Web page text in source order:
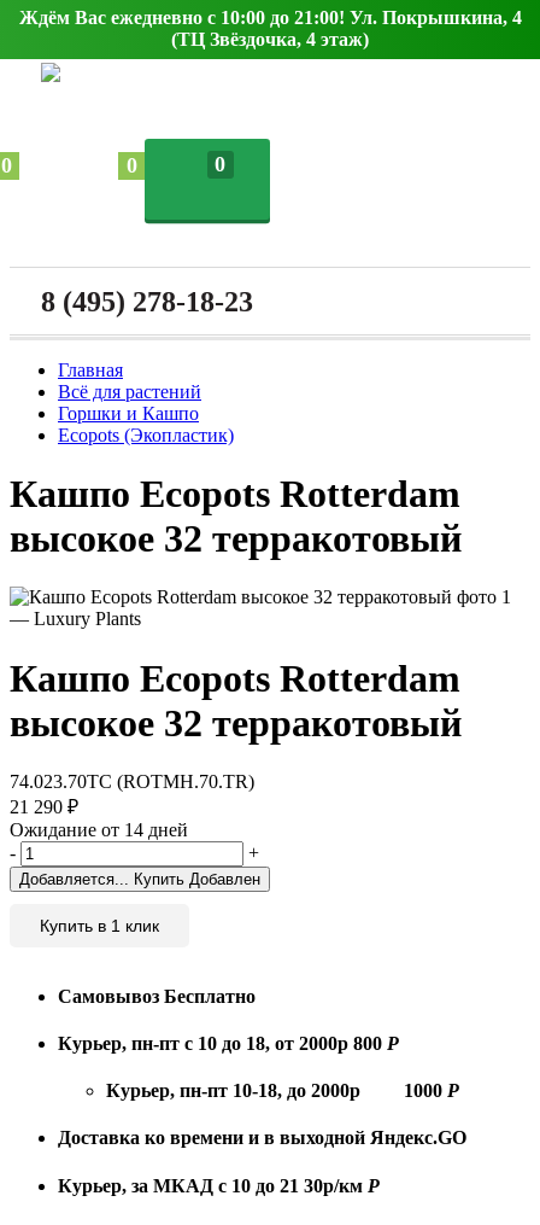
Ждём Вас ежедневно с 10:00 до 21:00! Ул. Покрышкина, 4
(ТЦ Звёздочка, 4 этаж)
0
0 0
8 (495) 278-18-23
Главная
Всё для растений
Горшки и Кашпо
Ecopots (Экопластик)
Кашпо Ecopots Rotterdam
высокое 32 терракотовый
Кашпо Ecopots Rotterdam
высокое 32 терракотовый
74.023.70TC (ROTMH.70.TR)
21 290 ₽
Ожидание от 14 дней
-
+
Добавляется... Купить Добавлен
Купить в 1 клик
Самовывоз Бесплатно
Курьер, пн-пт с 10 до 18, от 2000р 800 Р
Курьер, пн-пт 10-18, до 2000р 1000 Р
Доставка ко времени и в выходной Яндекс.GO
Курьер, за МКАД с 10 до 21 30р/км Р